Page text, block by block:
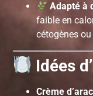
Adapté à
faible en
cétogènes
Idées
Crème